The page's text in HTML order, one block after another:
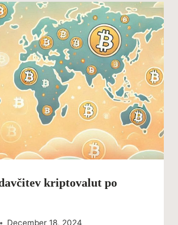
kriptovalut po
December 18, 2024